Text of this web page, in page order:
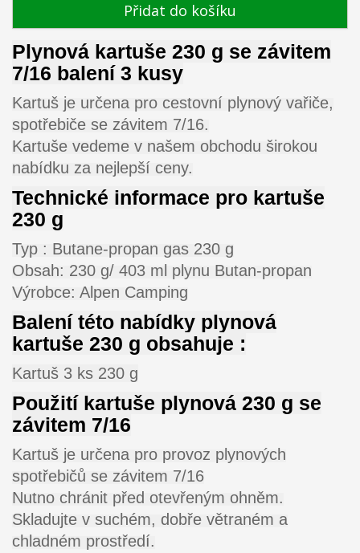
Přidat do košíku
Plynová kartuše 230 g se závitem
7/16 balení 3 kusy
Kartuš je určena pro cestovní plynový vařiče,
spotřebiče se závitem 7/16.
Kartuše vedeme v našem obchodu širokou
nabídku za nejlepší ceny.
Technické informace pro kartuše
230 g
Typ : Butane-propan gas 230 g
Obsah: 230 g/ 403 ml plynu Butan-propan
Výrobce: Alpen Camping
Balení této nabídky plynová
kartuše 230 g obsahuje :
Kartuš 3 ks 230 g
Použití kartuše plynová 230 g se
závitem 7/16
Kartuš je určena pro provoz plynových
spotřebičů se závitem 7/16
Nutno chránit před otevřeným ohněm.
Skladujte v suchém, dobře větraném a
chladném prostředí.